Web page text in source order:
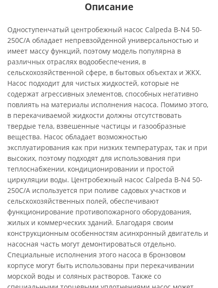
Описание
Одноступенчатый центробежный насос Calpeda B-N4 50-
250C/A обладает непревзойденной универсальностью и
имеет массу функций, поэтому модель популярна в
различных отраслях водообеспечения, в
сельскохозяйственной сфере, в бытовых объектах и ЖКХ.
Насос подходит для чистых жидкостей, которые не
содержат агрессивных элементов, способных негативно
повлиять на материалы исполнения насоса. Помимо этого,
в перекачиваемой жидкости должны отсутствовать
твердые тела, взвешенные частицы и газообразные
вещества. Насос обладает возможностью
эксплуатирования как при низких температурах, так и при
высоких, поэтому подходят для использования при
теплоснабжении, кондиционировании и простой
циркуляции воды. Центробежный насос Calpeda B-N4 50-
250C/A используется при поливе садовых участков и
сельскохозяйственных полей, обеспечивают
функционирование противопожарного оборудования,
жилых и коммерческих зданий. Благодаря своим
конструкционным особенностям асинхронный двигатель и
насосная часть могут демонтироваться отдельно.
Специальные исполнения этого насоса в бронзовом
корпусе могут быть использованы при перекачивании
морской воды и соляных растворов. Также со